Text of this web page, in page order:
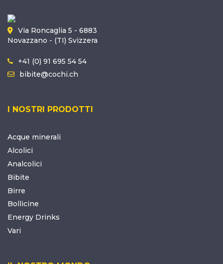
Via Roncaglia 5 - 6883
Novazzano - (TI) Svizzera
+41 (0) 91 695 54 54
bibite@cochi.ch
I NOSTRI PRODOTTI
Acque minerali
Alcolici
Analcolici
Bibite
Birre
Bollicine
Energy Drinks
Vari